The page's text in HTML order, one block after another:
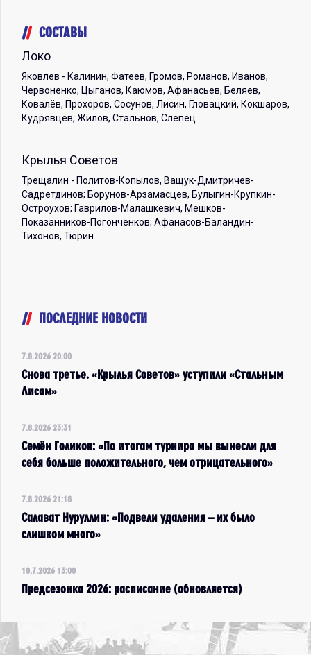
СОСТАВЫ
Локо
Яковлев - Калинин, Фатеев, Громов, Романов, Иванов,
Червоненко, Цыганов, Каюмов, Афанасьев, Беляев,
Ковалёв, Прохоров, Сосунов, Лисин, Гловацкий, Кокшаров,
Кудрявцев, Жилов, Стальнов, Слепец
Крылья Советов
Трещалин - Политов-Копылов, Ващук-Дмитричев-
Садретдинов; Борунов-Арзамасцев, Булыгин-Крупкин-
Остроухов; Гаврилов-Малашкевич, Мешков-
Показанников-Погонченков; Афанасов-Баландин-
Тихонов, Тюрин
ПОСЛЕДНИЕ НОВОСТИ
7.8.2026 20:00
Снова третье. «Крылья Советов» уступили «Стальным
Лисам»
7.8.2026 23:31
Семён Голиков: «По итогам турнира мы вынесли для
себя больше положительного, чем отрицательного»
7.8.2026 21:18
Салават Нуруллин: «Подвели удаления – их было
слишком много»
10.7.2026 13:00
Предсезонка 2026: расписание (обновляется)